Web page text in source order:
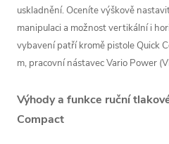
uskladnění. Oceníte výškově
manipulaci a možnost vertikální i
vybavení patří kromě pistole Quick
m, pracovní nástavec Vario Power
Výhody a funkce ruční
Compact